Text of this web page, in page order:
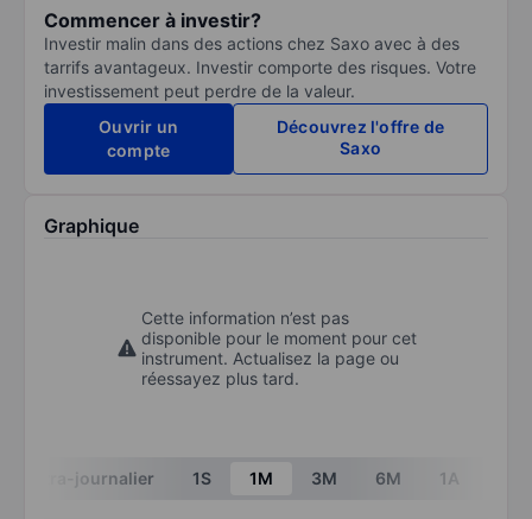
Commencer à investir?
Investir malin dans des actions chez Saxo avec à des
tarrifs avantageux. Investir comporte des risques. Votre
investissement peut perdre de la valeur.
Ouvrir un
compte
Découvrez l'offre de
Saxo
Graphique
Cette information n’est pas
disponible pour le moment pour cet
instrument. Actualisez la page ou
réessayez plus tard.
Intra-journalier 1S 1M 3M 6M 1A